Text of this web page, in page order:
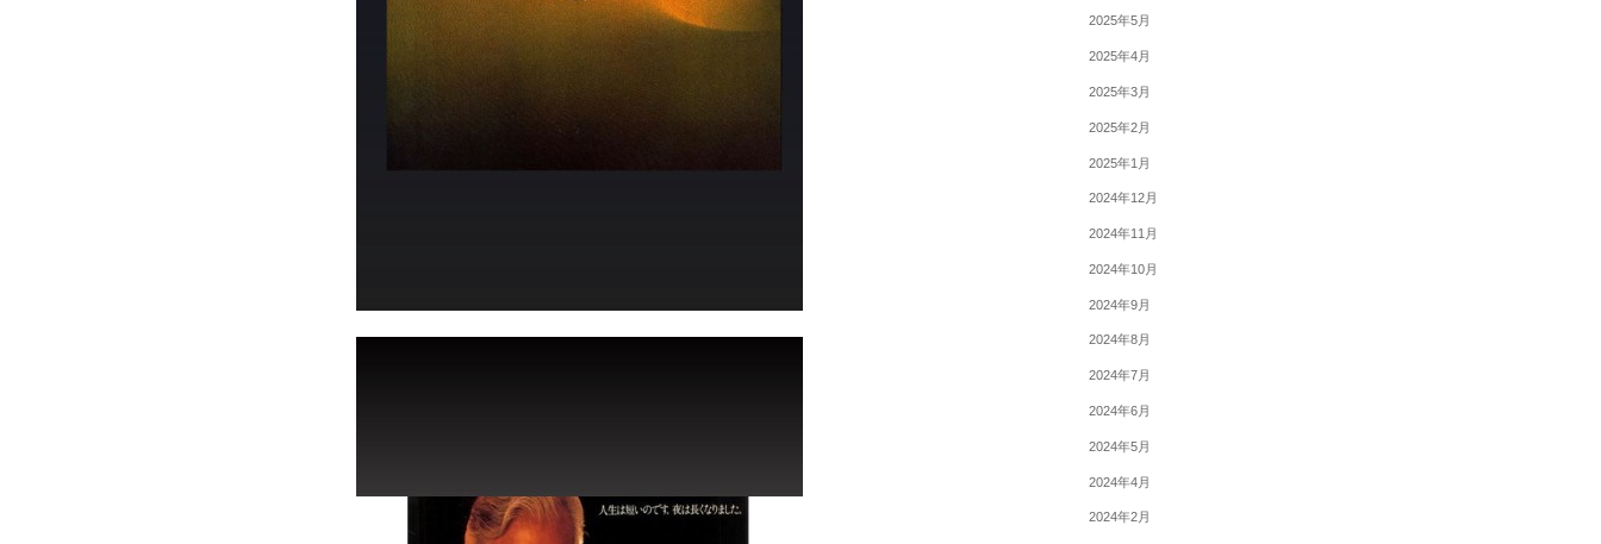
2025年5月
2025年4月
2025年3月
2025年2月
2025年1月
2024年12月
2024年11月
2024年10月
2024年9月
2024年8月
2024年7月
2024年6月
2024年5月
2024年4月
2024年2月